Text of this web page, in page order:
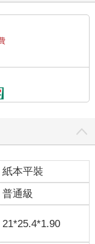
，別忘了那些放置
看起來跟得獎作品
繪圖軟體方面的最
了。
同時也是最重要的
；就算最後端出成
和多汁鮮美的小羔
圖，蹩腳的點子依
（little black
的年代。現今電視
退了流行。將藝術
念，無須隔著為廣
）曾經說
紙本平裝
普通級
21*25.4*1.90